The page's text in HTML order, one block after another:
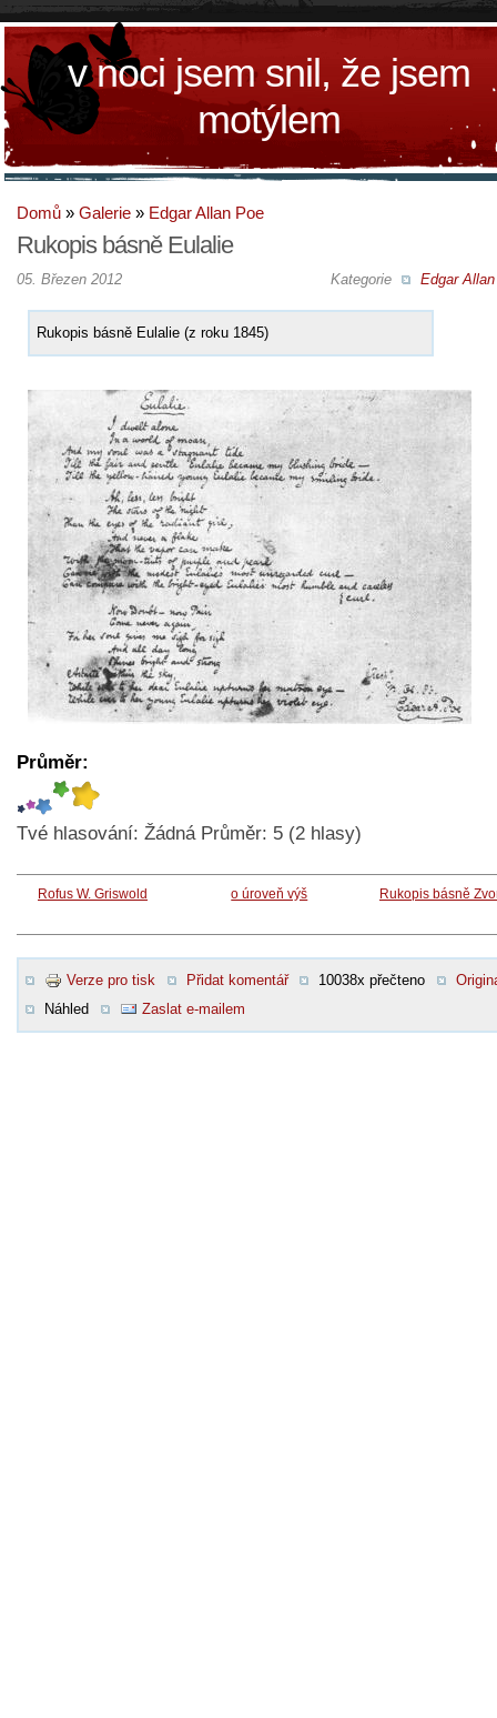
v noci jsem snil, že jsem
motýlem
Domů » Galerie » Edgar Allan Poe
Rukopis básně Eulalie
Kategorie Edgar
05. Březen 2012
Rukopis básně Eulalie (z roku 1845)
Průměr:
Tvé hlasování: Žádná Průměr: 5 (2 hlasy)
Rofus W. Griswold o úroveň výš Rukopis básně
Verze pro tisk Přidat komentář 10038x přečteno
Náhled
Zaslat e-mailem